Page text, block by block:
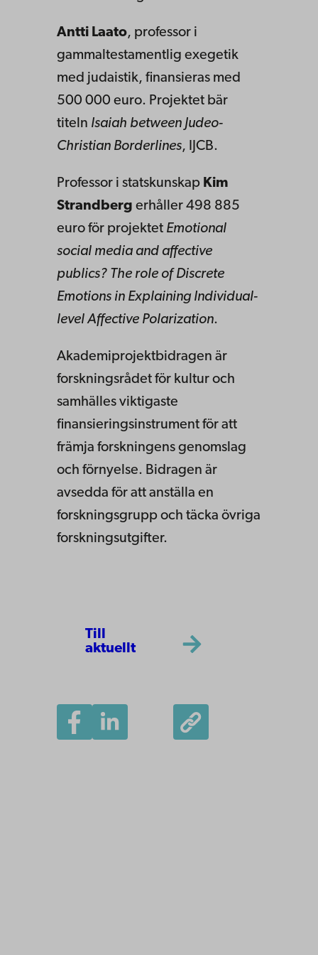
Antti Laato, professor i
gammaltestamentlig exegetik
med judaistik, finansieras med
500 000 euro. Projektet bär
titeln Isaiah between Judeo-
Christian Borderlines, IJCB.
Professor i statskunskap Kim
Strandberg erhåller 498 885
euro för projektet Emotional
social media and affective
publics? The role of Discrete
Emotions in Explaining Individual-
level Affective Polarization.
Akademiprojektbidragen är
forskningsrådet för kultur och
samhälles viktigaste
finansieringsinstrument för att
främja forskningens genomslag
och förnyelse. Bidragen är
avsedda för att anställa en
forskningsgrupp och täcka övriga
forskningsutgifter.
Till
aktuellt